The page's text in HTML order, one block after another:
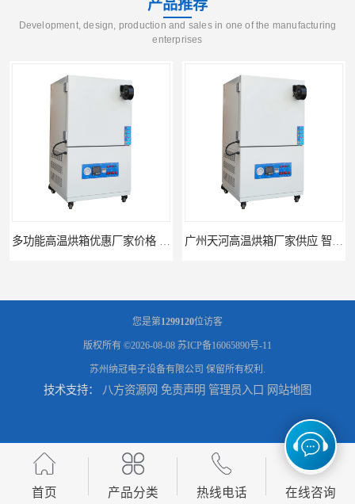
产品推荐
Development, design, production and sales in one of the manufacturing
enterprises
多功能高温烘箱优惠厂家价格 高温干燥箱供应直销 广州天河高温烘箱厂家供应 智能高温烘箱非标定制价格
全自动电子防潮柜厂家优惠定制 全自动防潮柜设备供应 济南全自动电子防潮柜供应 防潮柜厂家直销型号齐全
您是第1299120位访客
版权所有 ©2026-08-08 苏ICP备16065890号-11
苏州纳冠电子设备有限公司 保留所有权利.
技术支持： 八方资源网 免责声明 管理员入口 网站地图
首页 产品分类 热线电话 在线咨询